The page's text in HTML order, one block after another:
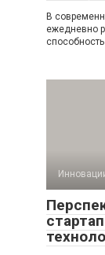
В
ежедневно